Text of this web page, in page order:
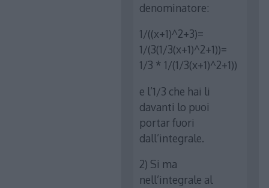
denominatore:
1/((x+1)^2+3)=
1/(3(1/3(x+1)^2+1))=
1/3 * 1/(1/3(x+1)^2+1))
e l’1/3 che hai li
davanti lo puoi
portar fuori
dall’integrale.
2) Si ma
nell’integrale al